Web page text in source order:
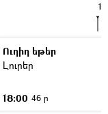
Ուղիղ եթեր
Լուրեր
18:00 46 ր